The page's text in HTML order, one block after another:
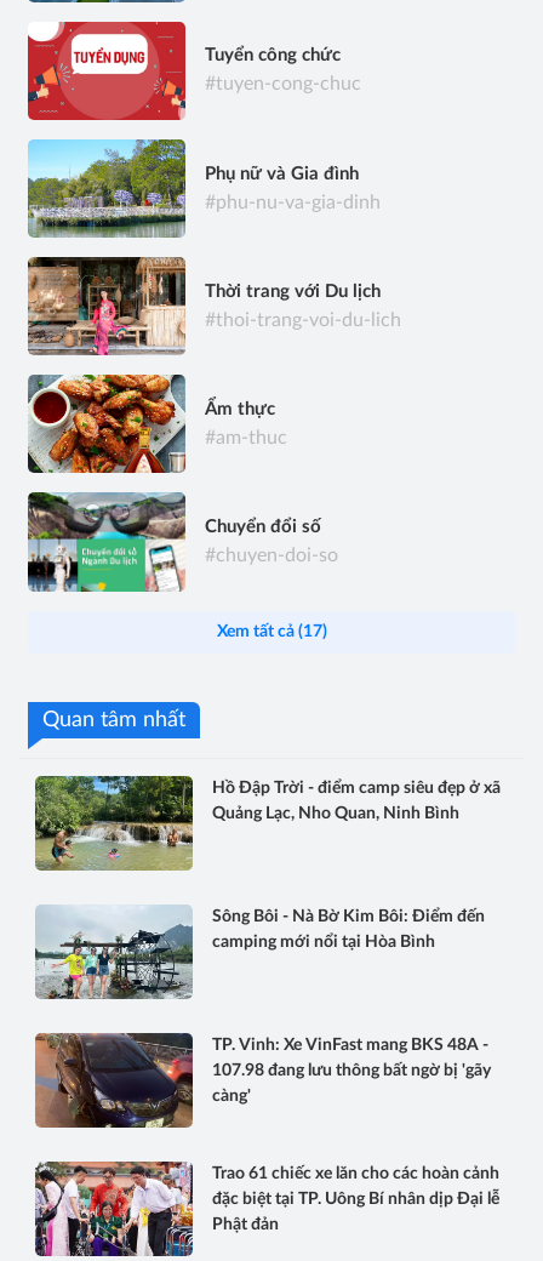
Tuyển công chức
#tuyen-cong-chuc
Phụ nữ và Gia đình
#phu-nu-va-gia-dinh
Thời trang với Du lịch
#thoi-trang-voi-du-lich
Ẩm thực
#am-thuc
Chuyển đổi số
#chuyen-doi-so
Xem tất cả (17)
Quan tâm nhất
Hồ Đập Trời - điểm camp siêu đẹp ở xã
Quảng Lạc, Nho Quan, Ninh Bình
Sông Bôi - Nà Bờ Kim Bôi: Điểm đến
camping mới nổi tại Hòa Bình
TP. Vinh: Xe VinFast mang BKS 48A -
107.98 đang lưu thông bất ngờ bị 'gãy
càng'
Trao 61 chiếc xe lăn cho các hoàn cảnh
đặc biệt tại TP. Uông Bí nhân dịp Đại lễ
Phật đản